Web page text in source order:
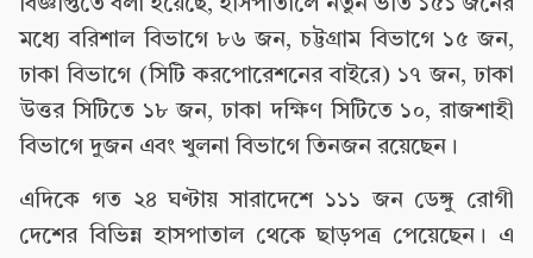
বিজ্ঞপ্তিতে বলা হয়েছে, হাসপাতালে নতুন ভর্তি ১৫১ জনের
মধ্যে বরিশাল বিভাগে ৮৬ জন, চট্টগ্রাম বিভাগে ১৫ জন,
ঢাকা বিভাগে (সিটি করপোরেশনের বাইরে) ১৭ জন, ঢাকা
উত্তর সিটিতে ১৮ জন, ঢাকা দক্ষিণ সিটিতে ১০, রাজশাহী
বিভাগে দুজন এবং খুলনা বিভাগে তিনজন রয়েছেন।
এদিকে গত ২৪ ঘণ্টায় সারাদেশে ১১১ জন ডেঙ্গু রোগী
দেশের বিভিন্ন হাসপাতাল থেকে ছাড়পত্র পেয়েছেন। এ